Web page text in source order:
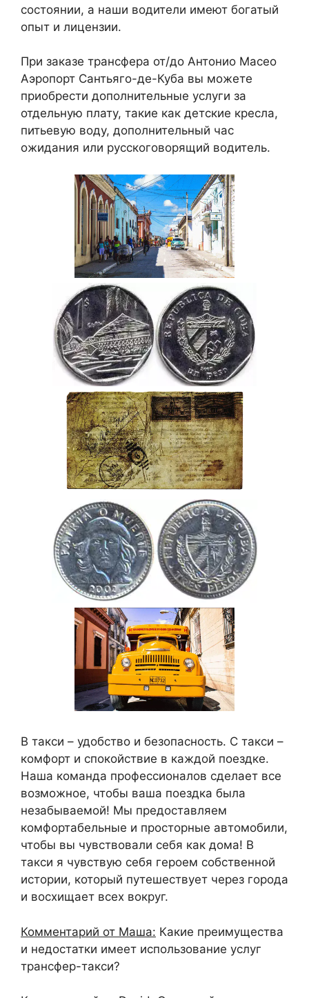
состоянии, а наши водители имеют богатый
опыт и лицензии.
При заказе трансфера от/до Антонио Масео
Аэропорт Сантьяго-де-Куба вы можете
приобрести дополнительные услуги за
отдельную плату, такие как детские кресла,
питьевую воду, дополнительный час
ожидания или русскоговорящий водитель.
В такси – удобство и безопасность. С такси –
комфорт и спокойствие в каждой поездке.
Наша команда профессионалов сделает все
возможное, чтобы ваша поездка была
незабываемой! Мы предоставляем
комфортабельные и просторные автомобили,
чтобы вы чувствовали себя как дома! В
такси я чувствую себя героем собственной
истории, который путешествует через города
и восхищает всех вокруг.
Комментарий от Маша: Какие преимущества
и недостатки имеет использование услуг
трансфер-такси?